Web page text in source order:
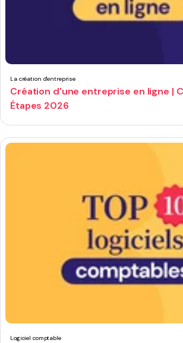
La création d'entreprise
Création d'une entreprise en ligne |
Étapes 2026
Logiciel comptable